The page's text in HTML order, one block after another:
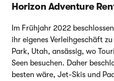
Horizon Adventure
Im Frühjahr 2022
ihr eigenes Verleihgeschäft
Park, Utah, ansässig, wo
Seen besuchen. Daher
besten wäre, Jet-Skis und